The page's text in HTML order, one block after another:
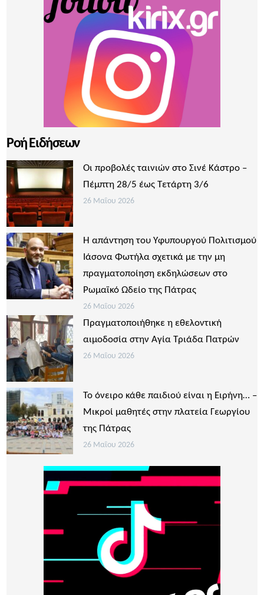
Ροή Ειδήσεων
Οι προβολές ταινιών στο Σινέ Κάστρο –
Πέμπτη 28/5 έως Τετάρτη 3/6
26 Μαΐου 2026
Η απάντηση του Υφυπουργού Πολιτισμού
Ιάσονα Φωτήλα σχετικά με την μη
πραγματοποίηση εκδηλώσεων στο
Ρωμαϊκό Ωδείο της Πάτρας
26 Μαΐου 2026
Πραγματοποιήθηκε η εθελοντική
αιμοδοσία στην Αγία Τριάδα Πατρών
26 Μαΐου 2026
Το όνειρο κάθε παιδιού είναι η Ειρήνη… –
Μικροί μαθητές στην πλατεία Γεωργίου
της Πάτρας
26 Μαΐου 2026